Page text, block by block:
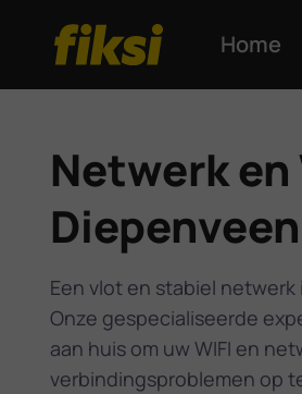
Home
Netwerk en
Diepenveen
Een vlot en stabiel
Onze gespecialiseerde
aan huis om uw WIFI en
verbindingsproblemen op